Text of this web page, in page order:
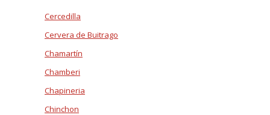
Cercedilla
Cervera de Buitrago
Chamartín
Chamberi
Chapineria
Chinchon